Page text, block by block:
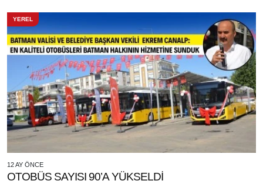
YEREL
12 AY ÖNCE
OTOBÜS SAYISI 90’A YÜKSELDİ